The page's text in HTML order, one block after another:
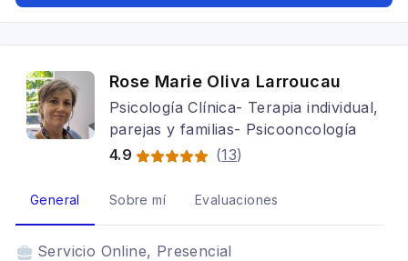
Rose Marie Oliva Larroucau
Psicología Clínica- Terapia individual,
parejas y familias- Psicooncología
4.9
(13)
General Sobre mí Evaluaciones
Servicio Online, Presencial